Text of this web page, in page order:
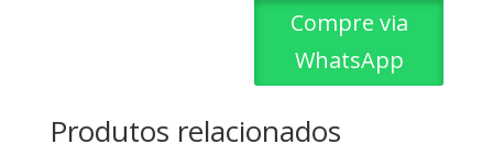
Compre via
WhatsApp
Produtos relacionados